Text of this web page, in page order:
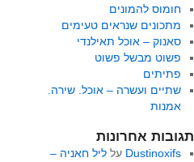
חומוס להמונים
מתכונים שנראים טעימים
סאנוק – אוכל תאילנדי
פשוט מבשל פשוט
פתיתים
שתיים ועשרה – אוכל. שירה.
אמנות
תגובות אחרונות
Dustinoxifs על ליל חאניה –